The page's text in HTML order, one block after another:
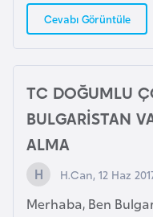
Cevabı Görüntüle
TC DOĞUMLU
BULGARİSTAN
ALMA
H.Can, 12 Haz
Merhaba, Ben
s
s
a
G
i
n
e